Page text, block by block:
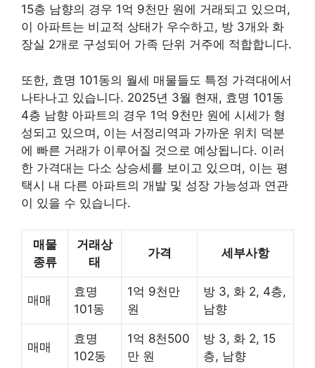
15층 남향의 경우 1억 9천만 원에 거래되고 있으며,
이 아파트는 비교적 상태가 우수하고, 방 3개와 화
장실 2개로 구성되어 가족 단위 거주에 적합합니다.
또한, 효명 101동의 월세 매물들도 특정 가격대에서
나타나고 있습니다. 2025년 3월 현재, 효명 101동
4층 남향 아파트의 경우 1억 9천만 원에 시세가 형
성되고 있으며, 이는 서정리역과 가까운 위치 덕분
에 빠른 거래가 이루어질 것으로 예상됩니다. 이러
한 가격대는 다소 상승세를 보이고 있으며, 이는 평
택시 내 다른 아파트의 개발 및 성장 가능성과 연관
이 있을 수 있습니다.
매물
종류
거래상
태
가격 세부사항
매매
효명
101동
1억 9천만
원
방 3, 화 2, 4층,
남향
매매
효명
102동
1억 8천500
만 원
방 3, 화 2, 15
층, 남향